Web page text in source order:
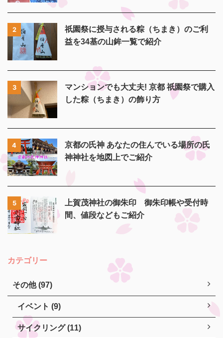
2
祇園祭に授与される粽（ちまき）のご利
益を34基の山鉾一覧で紹介
3
マンションでも大丈夫! 京都 祇園祭で購入
した粽（ちまき）の飾り方
4
京都の氏神 あなたの住んでいる場所の氏
神神社を地図上でご紹介
5
上賀茂神社の御朱印 御朱印帳や受付時
間、値段などもご紹介
カテゴリー
その他 (97)
イベント (9)
サイクリング (11)